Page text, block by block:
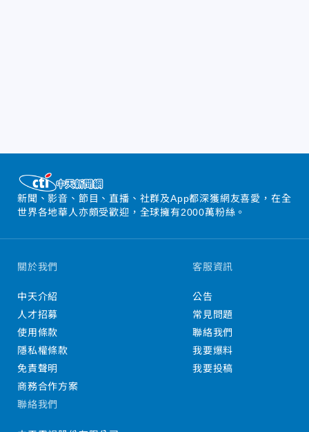
新聞、影音、節目、直播、社群及App都深獲網友喜愛，在全
世界各地華人亦頗受歡迎，全球擁有2000萬粉絲。
關於我們
中天介紹
人才招募
使用條款
隱私權條款
免責聲明
商務合作方案
客服資訊
公告
常見問題
聯絡我們
我要爆料
我要投稿
聯絡我們